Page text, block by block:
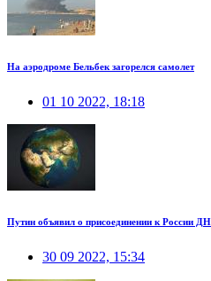
На аэродроме Бельбек загорелся самолет
01 10 2022, 18:18
Путин объявил о присоединении к России
30 09 2022, 15:34